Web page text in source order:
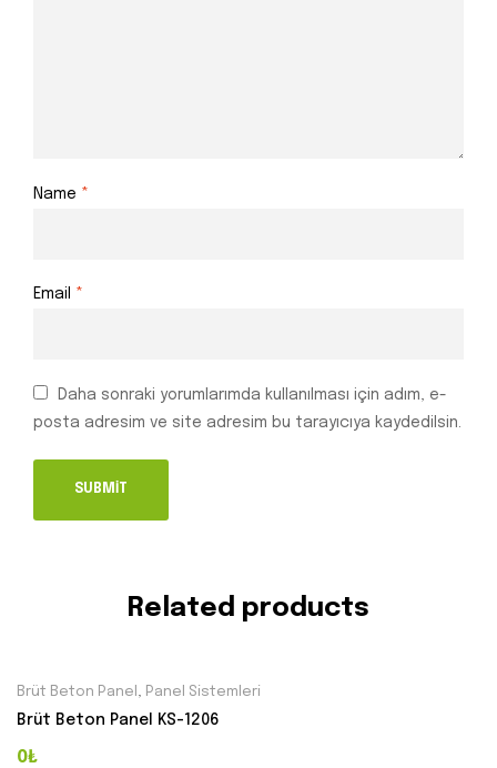
Name *
Email *
Daha sonraki yorumlarımda kullanılması için adım, e-
posta adresim ve site adresim bu tarayıcıya kaydedilsin.
Related products
Brüt Beton Panel Panel Sistemleri
Brüt Beton Panel KS-1206
0₺